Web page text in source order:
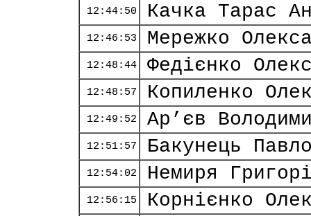
12:44:50 Качка Тарас
12:46:53 Мережко
12:48:44 Федієнко
12:48:57 Копиленко
12:49:52 Ар’єв
12:51:57 Бакунець
12:54:02 Немиря
12:56:15 Корнієнко